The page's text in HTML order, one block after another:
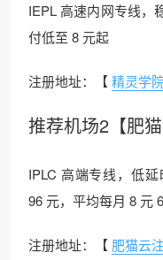
IEPL 高速内网专线，
付低至 8 元起
注册地址：【精灵学
推荐机场2【肥猫
IPLC 高端专线，低
96 元，平均每月 8 元
注册地址：【 肥猫云